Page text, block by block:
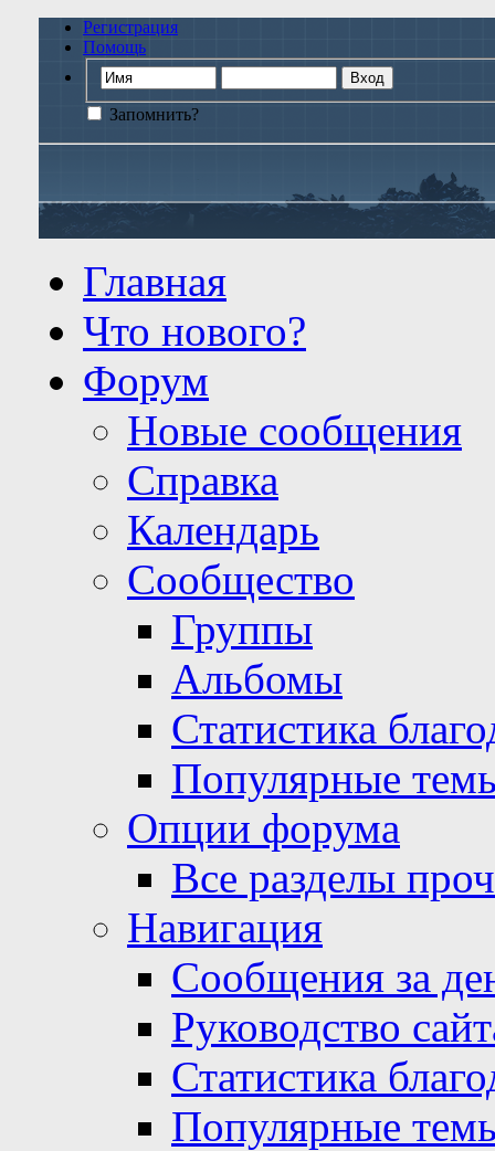
Регистрация
Помощь
Запомнить?
Главная
Что нового?
Форум
Новые сообщения
Справка
Календарь
Сообщество
Группы
Альбомы
Статистика
Популярные
Опции форума
Все разделы
Навигация
Сообщения за
Руководство
Статистика
Популярные